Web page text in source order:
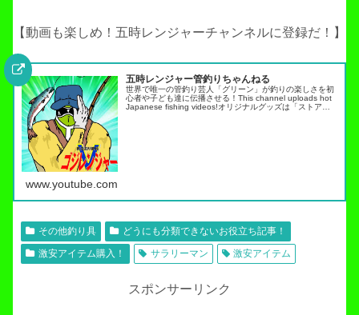
【動画も楽しめ！五時レンジャーチャンネルに登録だ！】
五時レンジャー管釣りちゃんねる
世界で唯一の管釣り芸人「グリーン」が釣りの楽しさを初
心者や子ども達に伝播させる！This channel uploads hot
Japanese fishing videos!オリジナルグッズは「ストア」
www.youtube.com
その他釣り具
どうにも分類できないお役立ち記事！
激安アイテム購入！
サラリーマン 激安アイテム
スポンサーリンク